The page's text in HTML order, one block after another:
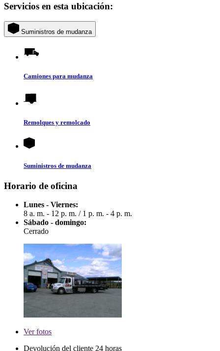
Servicios en esta ubicación:
Suministros de mudanza
Camiones para mudanza
Remolques y remolcado
Suministros de mudanza
Horario de oficina
Lunes - Viernes:
8 a. m. - 12 p. m. / 1 p. m. - 4 p. m.
Sábado - domingo:
Cerrado
Verfotos
Devolución del cliente 24 horas